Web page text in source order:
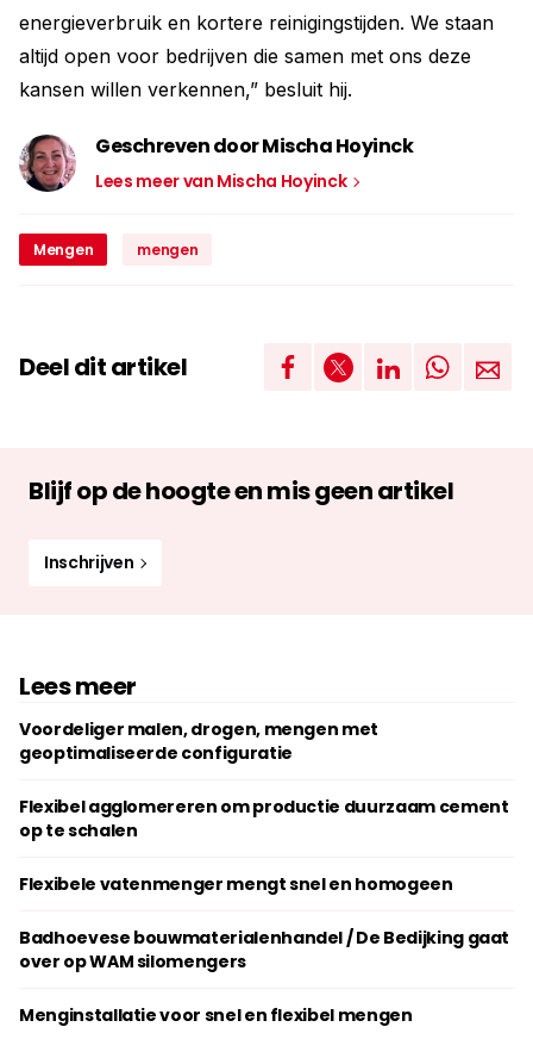
energieverbruik en kortere reinigingstijden. We staan
altijd open voor bedrijven die samen met ons deze
kansen willen verkennen,” besluit hij.
Geschreven door Mischa Hoyinck
Lees meer van Mischa Hoyinck
Mengen mengen
Deel dit artikel
Blijf op de hoogte en mis geen artikel
Inschrijven
Lees meer
Voordeliger malen, drogen, mengen met
geoptimaliseerde configuratie
Flexibel agglomereren om productie duurzaam cement
op te schalen
Flexibele vatenmenger mengt snel en homogeen
Badhoevese bouwmaterialenhandel / De Bedijking gaat
over op WAM silomengers
Menginstallatie voor snel en flexibel mengen